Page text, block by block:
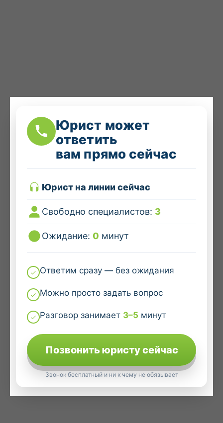
Юрист может
ответить
вам прямо сейчас
Юрист на линии сейчас
Свободно специалистов: 3
Ожидание: 0 минут
Ответим сразу — без ожидания
Можно просто задать вопрос
Разговор занимает 3–5 минут
Позвонить юристу сейчас
Звонок бесплатный и ни к чему не обязывает